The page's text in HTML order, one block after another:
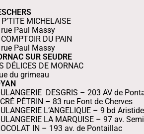
P’TITE MICHELAISE
Paul Massy
COMPTOIR DU PAIN
Paul Massy
SUR SEUDRE
DÉLICES DE MORNAC
du grimeau
DESGRIS – 203 AV de
PÉTRIN – 83 rue Font de Cherves
L’ANGELIQUE – 9 bd
LA MARQUISE – 97 av.
IN – 193 av. de Pontaillac